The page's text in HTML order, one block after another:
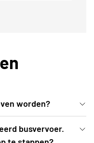
worden?
5 juni 2026 of
busvervoer.